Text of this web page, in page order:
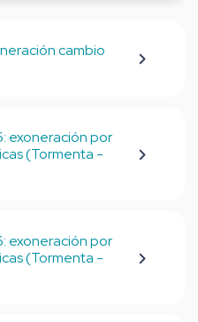
cambio
exoneración por
(Tormenta -
exoneración por
(Tormenta -